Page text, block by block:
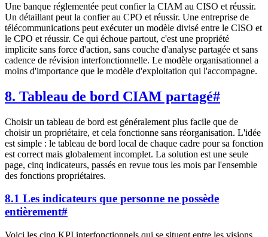
Une banque réglementée peut confier la CIAM au CISO et réussir.
Un détaillant peut la confier au CPO et réussir. Une entreprise de
télécommunications peut exécuter un modèle divisé entre le CISO et
le CPO et réussir. Ce qui échoue partout, c'est une propriété
implicite sans force d'action, sans couche d'analyse partagée et sans
cadence de révision interfonctionnelle. Le modèle organisationnel a
moins d'importance que le modèle d'exploitation qui l'accompagne.
8. Tableau de bord CIAM partagé#
Choisir un tableau de bord est généralement plus facile que de
choisir un propriétaire, et cela fonctionne sans réorganisation. L'idée
est simple : le tableau de bord local de chaque cadre pour sa fonction
est correct mais globalement incomplet. La solution est une seule
page, cinq indicateurs, passés en revue tous les mois par l'ensemble
des fonctions propriétaires.
8.1 Les indicateurs que personne ne possède
entièrement#
Voici les cinq KPI interfonctionnels qui se situent entre les visions